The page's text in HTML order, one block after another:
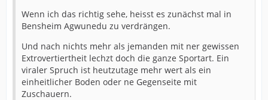
Wenn ich das richtig sehe, heisst es zunächst mal in
Bensheim Agwunedu zu verdrängen.
Und nach nichts mehr als jemanden mit ner gewissen
Extrovertiertheit lechzt doch die ganze Sportart. Ein
viraler Spruch ist heutzutage mehr wert als ein
einheitlicher Boden oder ne Gegenseite mit
Zuschauern.